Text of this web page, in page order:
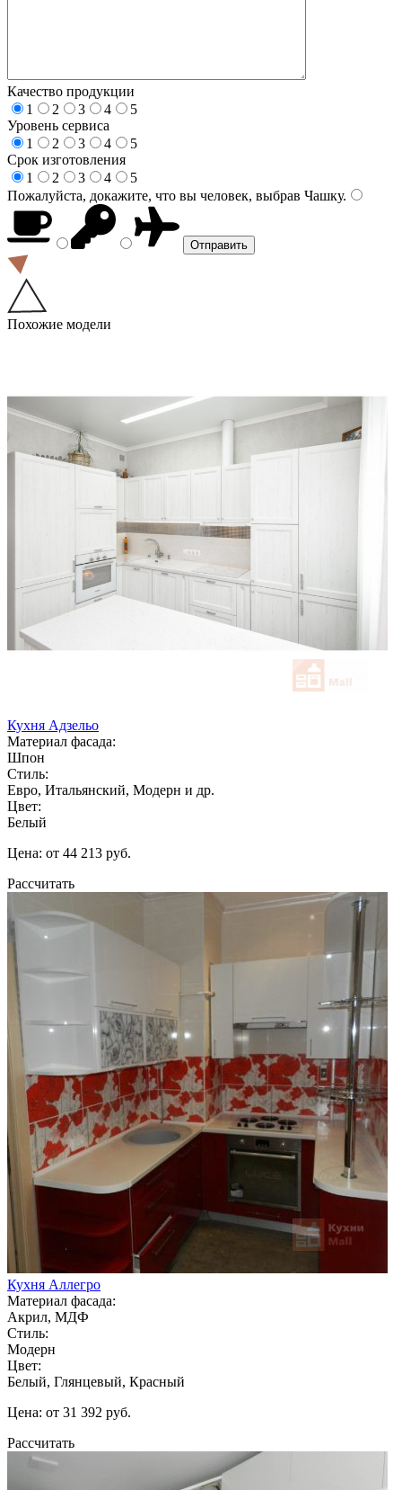
Качество продукции
1
2 3 4
5
Уровень сервиса
1
2 3 4
5
Срок изготовления
1
2 3 4
5
Пожалуйста, докажите, что вы человек, выбрав Чашку.
Похожие модели
Кухня Адзельо
Материал фасада:
Шпон
Стиль:
Евро, Итальянский, Модерн и др.
Цвет:
Белый
Цена: от 44 213 руб.
Рассчитать
Кухня Аллегро
Материал фасада:
Акрил, МДФ
Стиль:
Модерн
Цвет:
Белый, Глянцевый, Красный
Цена: от 31 392 руб.
Рассчитать